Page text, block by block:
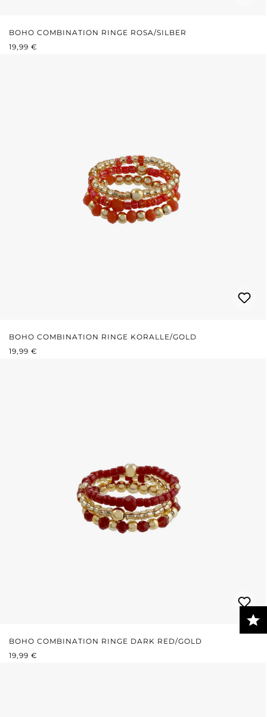
BOHO COMBINATION RINGE ROSA/SILBER
REGULÄRER PREIS:
19,99 €
BOHO COMBINATION RINGE KORALLE/GOLD
REGULÄRER PREIS:
19,99 €
BOHO COMBINATION RINGE DARK RED/GOLD
REGULÄRER PREIS:
19,99 €